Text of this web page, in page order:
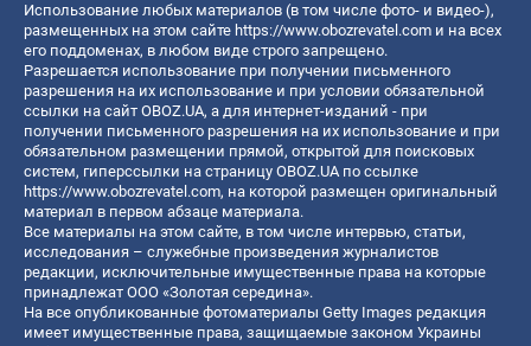
Использование любых материалов (в том числе фото- и видео-),
размещенных на этом сайте https://www.obozrevatel.com и на всех
его поддоменах, в любом виде строго запрещено.
Разрешается использование при получении письменного
разрешения на их использование и при условии обязательной
ссылки на сайт OBOZ.UA, а для интернет-изданий - при
получении письменного разрешения на их использование и при
обязательном размещении прямой, открытой для поисковых
систем, гиперссылки на страницу OBOZ.UA по ссылке
https://www.obozrevatel.com, на которой размещен оригинальный
материал в первом абзаце материала.
Все материалы на этом сайте, в том числе интервью, статьи,
исследования – служебные произведения журналистов
редакции, исключительные имущественные права на которые
принадлежат ООО «Золотая середина».
На все опубликованные фотоматериалы Getty Images редакция
имеет имущественные права, защищаемые законом Украины